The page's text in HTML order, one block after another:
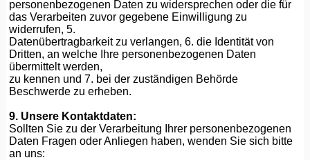
personenbezogenen Daten zu widersprechen oder die für
das Verarbeiten zuvor gegebene Einwilligung zu
widerrufen, 5.
Datenübertragbarkeit zu verlangen, 6. die Identität von
Dritten, an welche Ihre personenbezogenen Daten
übermittelt werden,
zu kennen und 7. bei der zuständigen Behörde
Beschwerde zu erheben.
9. Unsere Kontaktdaten:
Sollten Sie zu der Verarbeitung Ihrer personenbezogenen
Daten Fragen oder Anliegen haben, wenden Sie sich bitte
an uns: